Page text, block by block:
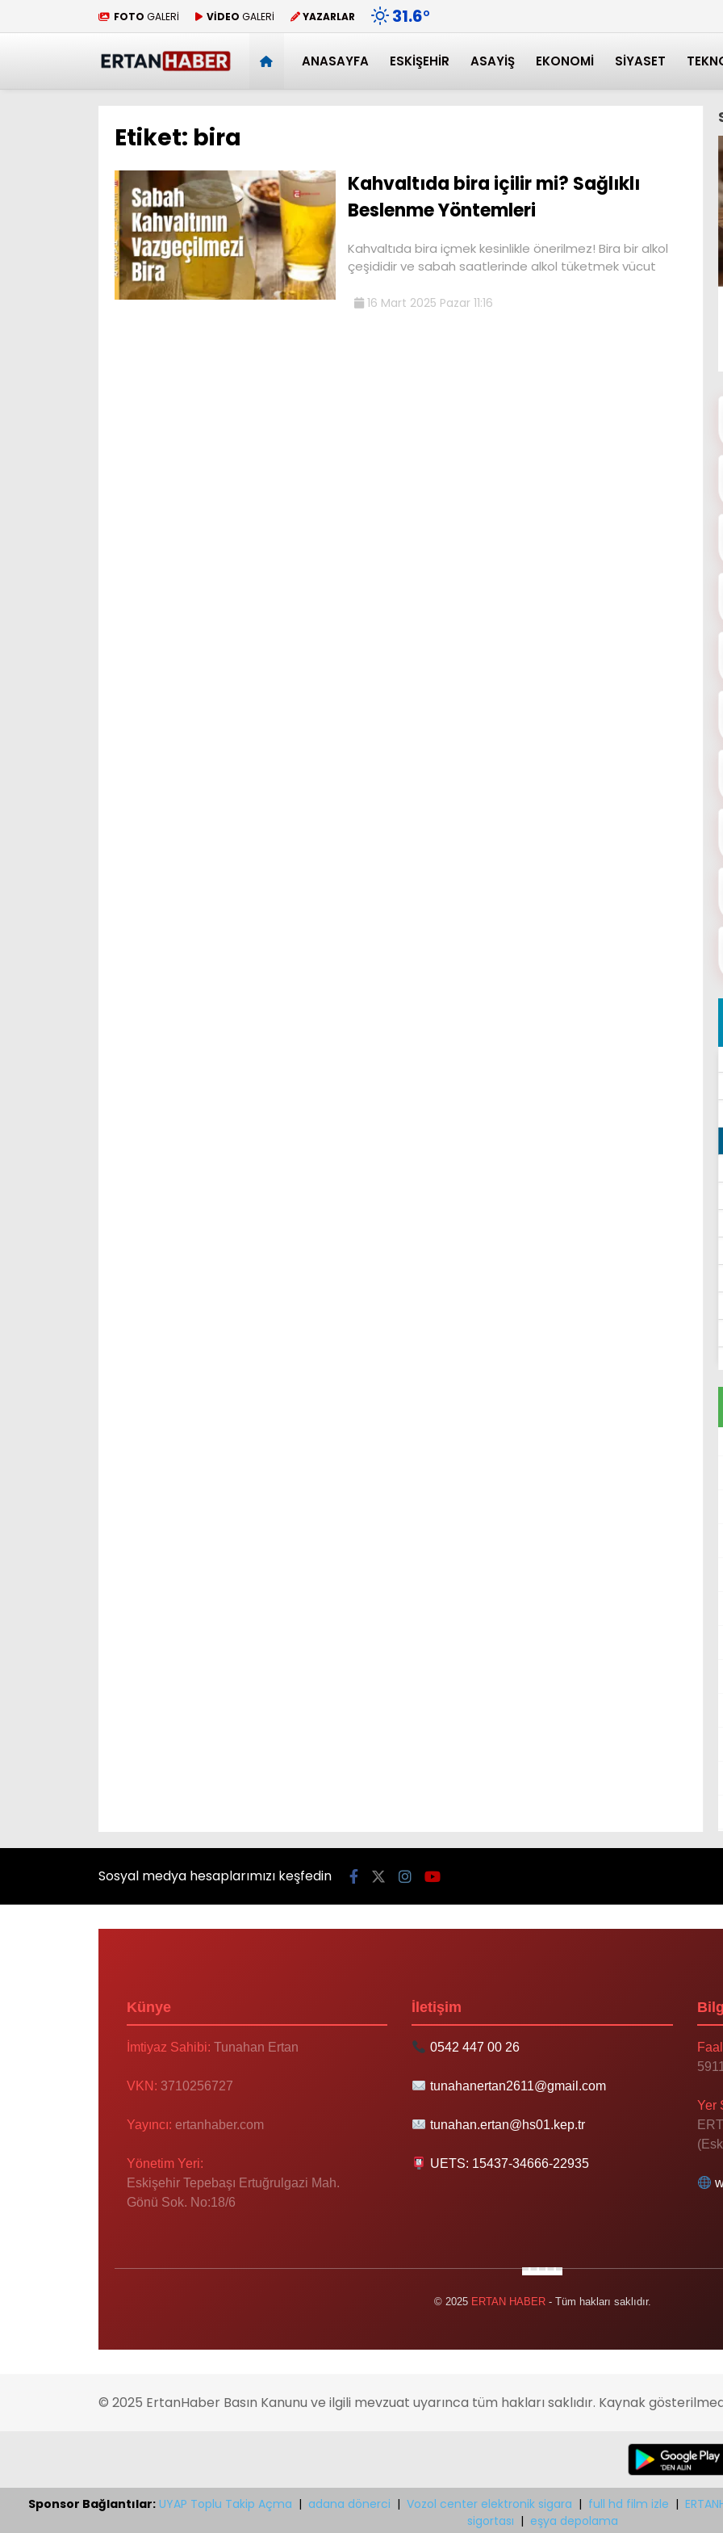
FOTO GALERİ VİDEO GALERİ YAZARLAR 31.6°
ANASAYFA ESKIŞEHIR ASAYIŞ EKONOMI SIYASET
Etiket: bira
Kahvaltıda bira içilir mi? Sağlıklı
Beslenme Yöntemleri
Kahvaltıda bira içmek kesinlikle önerilmez! Bira bir alkol
çeşididir ve sabah saatlerinde alkol tüketmek vücut
16 Mart 2025 Pazar 11:16
Sosyal medya hesaplarımızı keşfedin
Künye
İmtiyaz Sahibi: Tunahan Ertan
VKN: 3710256727
Yayıncı: ertanhaber.com
Yönetim Yeri:
Eskişehir Tepebaşı Ertuğrulgazi Mah.
Gönü Sok. No:18/6
İletişim
0542 447 00 26
tunahanertan2611@gmail.com
tunahan.ertan@hs01.kep.tr
UETS: 15437-34666-22935
Yer
© 2025 ERTAN HABER- Tüm hakları saklıdır.
© 2025 ErtanHaber Basın Kanunu ve ilgili mevzuat uyarınca tüm hakları saklıdır. Kaynak
Sponsor Bağlantılar: UYAP Toplu Takip Açma | adana dönerci | Vozol center elektronik sigara | full hd film izle |
sigortası | eşya depolama